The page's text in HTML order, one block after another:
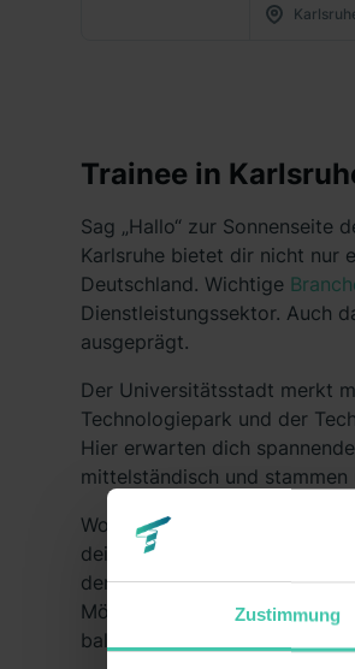
Zustimmung
Trainee in
Sag „Hallo“ zur Sonnenseite
Karlsruhe bietet dir nicht nur
Deutschland. Wichtige
Dienstleistungssektor. Auch
ausgeprägt.
Der Universitätsstadt merkt
Technologiepark und der
Hier erwarten dich
mittelständisch und
Wo du den Einstieg wagst
deinen Interessen und
der Qualitätssicherung oder
Möglichkeiten als Trainee
bald als Führungskraft arbeiten!